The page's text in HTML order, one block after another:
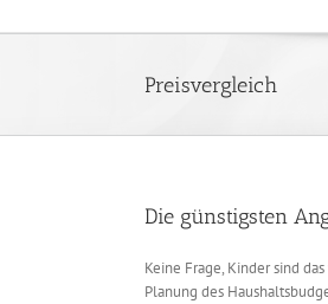
Preisvergleich
Die günstigsten
Keine Frage, Kinder sind
Planung des